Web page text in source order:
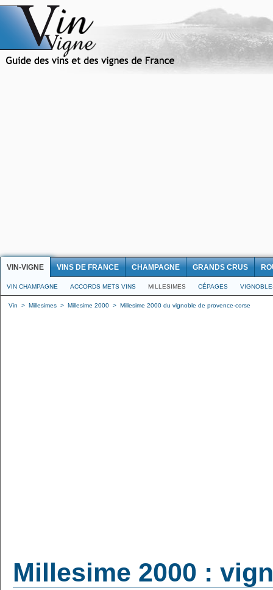
VIN-VIGNE VINS DE FRANCE CHAMPAGNE GRANDS CRUS
VIN CHAMPAGNE ACCORDS METS VINS MILLESIMES CÉPAGES
Vin > Millesimes > Millesime 2000 > Millesime 2000 du vignoble de provence-corse
Millesime 2000 :